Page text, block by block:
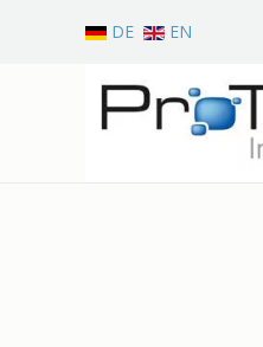
DE EN